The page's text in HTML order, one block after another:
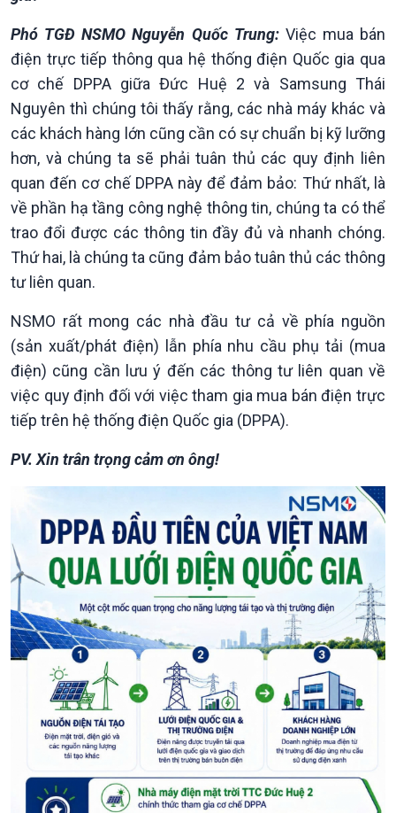
Xã hội
Tin Đời sống & Xã hội
360 độ Sức khỏe
Chuyển đổi Xanh
Tài nguyên và Môi trường
Chuyên gia của bạn
Xã hội chuyển động
Bước chân đến trường
Khoa học & Công nghệ
Tin Khoa học & Công nghệ
Kết nối công nghệ
Sống chung với biến đổi
khí hậu
Phó TGĐ NSMO Nguyễn Quốc Trung:Việc mua bán
điện trực tiếp thông qua hệ thống điện Quốc gia qua
cơ chế DPPA giữa Đức Huệ 2 và Samsung Thái
Nguyên thì chúng tôi thấy rằng, các nhà máy khác và
các khách hàng lớn cũng cần có sự chuẩn bị kỹ lưỡng
hơn, và chúng ta sẽ phải tuân thủ các quy định liên
quan đến cơ chế DPPA này để đảm bảo: Thứ nhất, là
về phần hạ tầng công nghệ thông tin, chúng ta có thể
trao đổi được các thông tin đầy đủ và nhanh chóng.
Thứ hai, là chúng ta cũng đảm bảo tuân thủ các thông
tư liên quan.
NSMO rất mong các nhà đầu tư cả về phía nguồn
(sản xuất/phát điện) lẫn phía nhu cầu phụ tải (mua
điện) cũng cần lưu ý đến các thông tư liên quan về
việc quy định đối với việc tham gia mua bán điện trực
tiếp trên hệ thống điện Quốc gia (DPPA).
PV. Xin trân trọng cảm ơn ông!